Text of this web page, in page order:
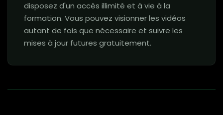
disposez d'un accès illimité et à vie à la
formation. Vous pouvez visionner les vidéos
autant de fois que nécessaire et suivre les
mises à jour futures gratuitement.